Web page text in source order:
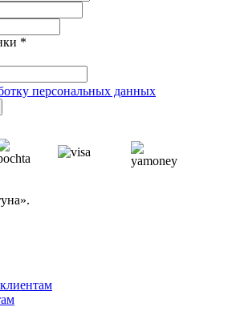
*
персональных данных